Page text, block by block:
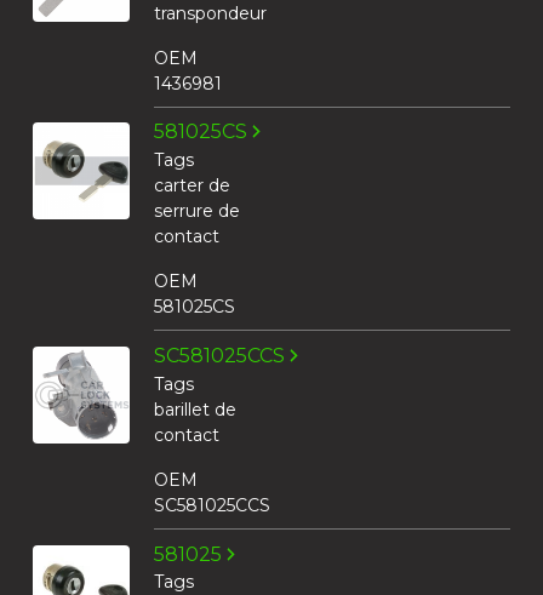
transpondeur
OEM
1436981
581025CS
Tags
carter de
serrure de
contact
OEM
581025CS
SC581025CCS
Tags
barillet de
contact
OEM
SC581025CCS
581025
Tags